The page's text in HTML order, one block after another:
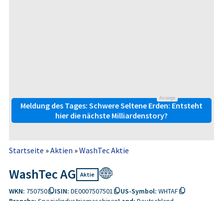
Anzeige
Meldung des Tages: Schwere Seltene Erden: Entsteht
hier die nächste Milliardenstory?
Startseite »Aktien »WashTec Aktie
WashTec AG Aktie
WKN: 750750 ISIN: DE0007507501 US-Symbol: WHTAF